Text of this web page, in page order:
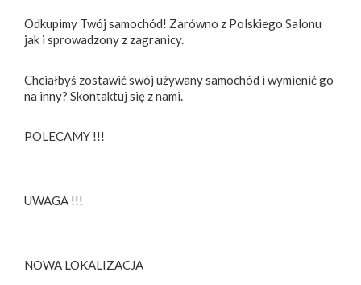
Odkupimy Twój samochód! Zarówno z Polskiego Salonu
jak i sprowadzony z zagranicy.
Chciałbyś zostawić swój używany samochód i wymienić go
na inny? Skontaktuj się z nami.
POLECAMY !!!
UWAGA !!!
NOWA LOKALIZACJA